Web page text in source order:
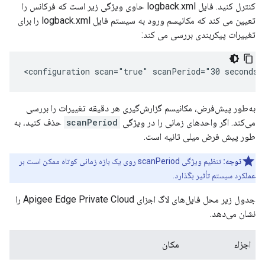
کنترل کنید. فایل logback.xml حاوی ویژگی زیر است که فرکانس را
تعیین می کند که مکانیسم ورود به سیستم فایل logback.xml را برای
تغییرات پیکربندی بررسی می کند:
<configuration scan="true" scanPeriod="30
به‌طور پیش‌فرض، مکانیسم گزارش‌گیری هر دقیقه تغییرات را بررسی
می‌کند. اگر واحدهای زمانی را در ویژگی scanPeriod حذف کنید، به
طور پیش فرض میلی ثانیه است.
توجه:
تنظیم ویژگی scanPeriod روی یک بازه زمانی کوتاه ممکن است بر
عملکرد سیستم تأثیر بگذارد.
جدول زیر محل فایل‌های لاگ اجزای Apigee Edge Private Cloud را
نشان می‌دهد.
اجزاء مکان